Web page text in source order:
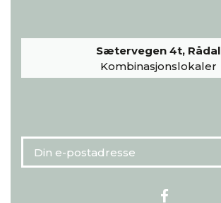
Sætervegen 4t, Rådal
Kombinasjonslokaler